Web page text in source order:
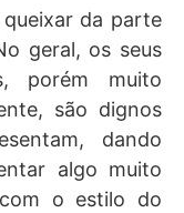
da parte
geral, os seus
porém muito
são dignos
dando
algo muito
o estilo do